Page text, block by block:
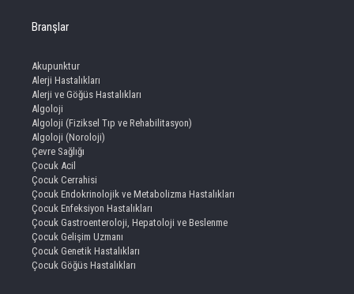
Branşlar
Akupunktur
Alerji Hastalıkları
Alerji ve Göğüs Hastalıkları
Algoloji
Algoloji (Fiziksel Tıp ve Rehabilitasyon)
Algoloji (Noroloji)
Çevre Sağlığı
Çocuk Acil
Çocuk Cerrahisi
Çocuk Endokrinolojik ve Metabolizma Hastalıkları
Çocuk Enfeksiyon Hastalıkları
Çocuk Gastroenteroloji, Hepatoloji ve Beslenme
Çocuk Gelişim Uzmanı
Çocuk Genetik Hastalıkları
Çocuk Göğüs Hastalıkları